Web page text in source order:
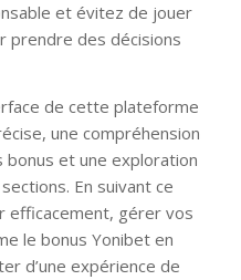
et évitez de jouer
prendre des décisions
de cette plateforme
une compréhension
bonus et une exploration
En suivant ce
efficacement, gérer vos
le bonus Yonibet en
d’une expérience de